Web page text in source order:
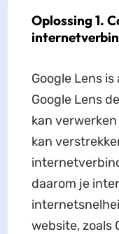
Oplossing 1.
Google Lens
Google Lens
kan
kan
daarom je
website, zoals